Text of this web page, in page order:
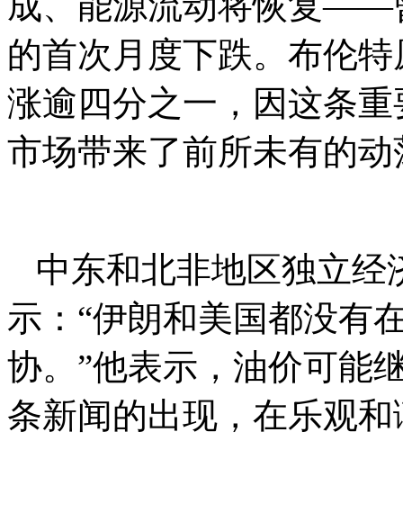
的首次月度下跌。布伦
涨逾四分之一，因这条
市场带来了前所未有的动
中东和北非地区独立经
示：“伊朗和美国都没有
协。”他表示，油价可能
条新闻的出现，在乐观